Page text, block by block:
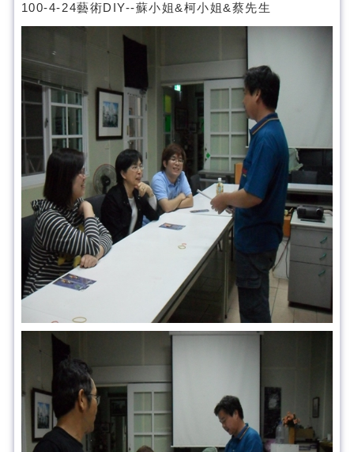
100-4-24藝術DIY--蘇小姐&柯小姐&蔡先生